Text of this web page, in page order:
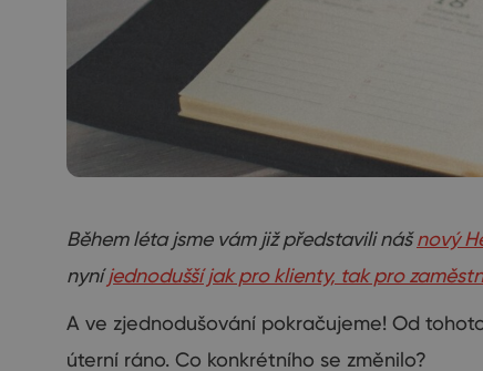
Během létajsme vám již představilináš nový
nyníjednodušší jak pro klienty, tak pro
A ve zjednodušování pokračujeme! Od
úterní ráno. Co konkrétního se změnilo?